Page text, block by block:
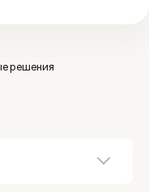
решения